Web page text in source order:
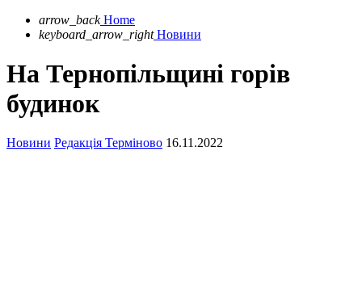
arrow_back Home
keyboard_arrow_right Новини
На Тернопільщині горів
будинок
Новини Редакція Терміново 16.11.2022